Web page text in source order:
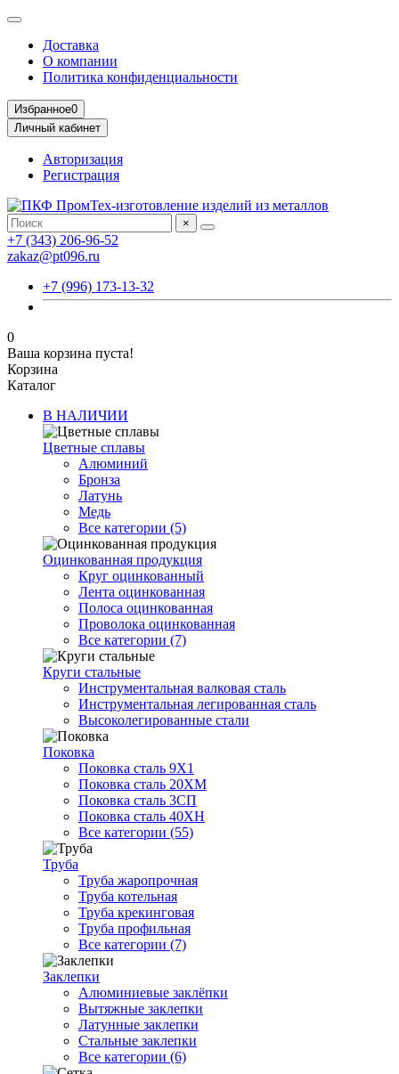
Доставка
О компании
Политика конфиденциальности
Избранное0
Личный кабинет
Авторизация
Регистрация
×
+7 (343) 206-96-52
zakaz@pt096.ru
+7 (996) 173-13-32
0
Ваша корзина пуста!
Корзина
Каталог
В НАЛИЧИИ
Цветные сплавы
Алюминий
Бронза
Латунь
Медь
Все категории (5)
Оцинкованная продукция
Круг оцинкованный
Лента оцинкованная
Полоса оцинкованная
Проволока оцинкованная
Все категории (7)
Круги стальные
Инструментальная валковая сталь
Инструментальная легированная сталь
Высоколегированные стали
Поковка
Поковка сталь 9Х1
Поковка сталь 20ХМ
Поковка сталь 3СП
Поковка сталь 40ХН
Все категории (55)
Труба
Труба жаропрочная
Труба котельная
Труба крекинговая
Труба профильная
Все категории (7)
Заклепки
Алюминиевые заклёпки
Вытяжные заклепки
Латунные заклепки
Стальные заклепки
Все категории (6)